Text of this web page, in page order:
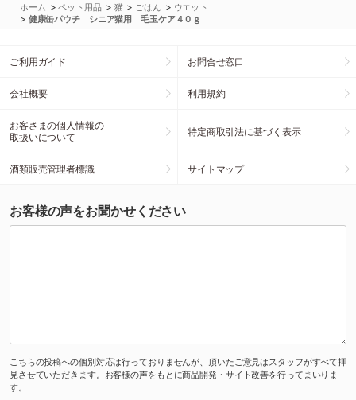
ホーム >ペット用品 > 猫 > ごはん > ウエット
> 健康缶パウチ シニア猫用 毛玉ケア４０ｇ
ご利用ガイド お問合せ窓口
会社概要 利用規約
お客さまの個人情報の
取扱いについて
特定商取引法に基づく表示
酒類販売管理者標識 サイトマップ
お客様の声をお聞かせください
こちらの投稿への個別対応は行っておりませんが、頂いたご意見はスタッフがすべて拝
見させていただきます。お客様の声をもとに商品開発・サイト改善を行ってまいりま
す。